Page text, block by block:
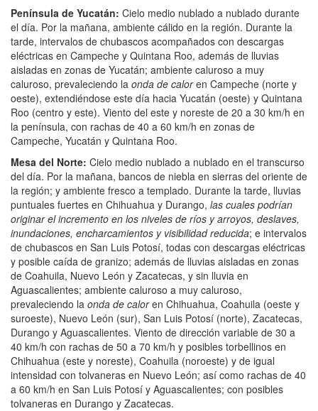
Península de Yucatán: Cielo medio nublado a nublado durante
el día. Por la mañana, ambiente cálido en la región. Durante la
tarde, intervalos de chubascos acompañados con descargas
eléctricas en Campeche y Quintana Roo, además de lluvias
aisladas en zonas de Yucatán; ambiente caluroso a muy
caluroso, prevaleciendo la onda de caloren Campeche (norte y
oeste), extendiéndose este día hacia Yucatán (oeste) y Quintana
Roo (centro y este). Viento del este y noreste de 20 a 30 km/h en
la península, con rachas de 40 a 60 km/h en zonas de
Campeche, Yucatán y Quintana Roo.
Mesa del Norte: Cielo medio nublado a nublado en el transcurso
del día. Por la mañana, bancos de niebla en sierras del oriente de
la región; y ambiente fresco a templado. Durante la tarde, lluvias
puntuales fuertes en Chihuahua y Durango, las cuales podrían
originar el incremento en los niveles de ríos y arroyos, deslaves,
inundaciones, encharcamientos y visibilidad reducida; e intervalos
de chubascos en San Luis Potosí, todas con descargas eléctricas
y posible caída de granizo; además de lluvias aisladas en zonas
de Coahuila, Nuevo León y Zacatecas, y sin lluvia en
Aguascalientes; ambiente caluroso a muy caluroso,
prevaleciendo la onda de caloren Chihuahua, Coahuila (oeste y
suroeste), Nuevo León (sur), San Luis Potosí (norte), Zacatecas,
Durango y Aguascalientes. Viento de dirección variable de 30 a
40 km/h con rachas de 50 a 70 km/h y posibles torbellinos en
Chihuahua (este y noreste), Coahuila (noroeste) y de igual
intensidad con tolvaneras en Nuevo León; así como rachas de 40
a 60 km/h en San Luis Potosí y Aguascalientes; con posibles
tolvaneras en Durango y Zacatecas.